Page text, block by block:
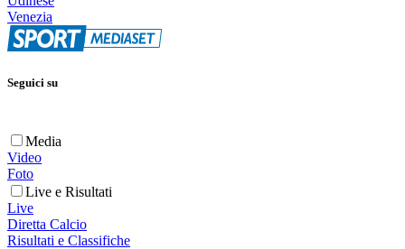
Venezia
Seguici su
Media
Video
Foto
Live e Risultati
Live
Diretta Calcio
Risultati e Classifiche